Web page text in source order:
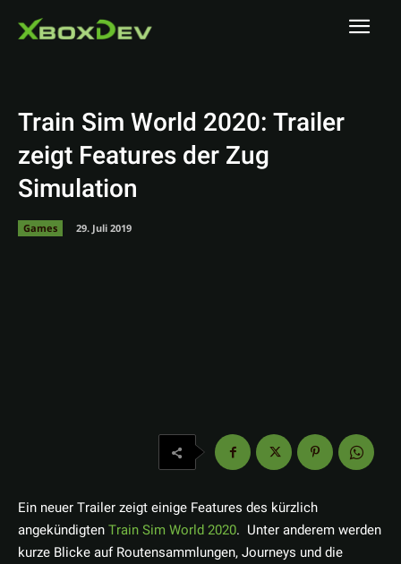
Train Sim World 2020: Trailer
zeigt Features der Zug
Simulation
Games 29. Juli 2019
Ein neuer Trailer zeigt einige Features des kürzlich
angekündigtenTrain Sim World 2020. Unter anderem werden
kurze Blicke auf Routensammlungen, Journeys und die